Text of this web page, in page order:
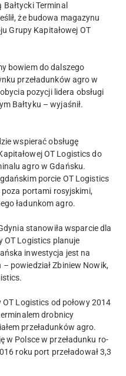
Terminal
że budowa magazynu
Grupy Kapitałowej OT
bowiem do dalszego
przeładunków agro w
pozycji lidera obsługi
Bałtyku – wyjaśnił.
wspierać obsługę
OT Logistics do
agro w Gdańsku.
porcie OT Logistics
portami rosyjskimi,
ładunkom agro.
stanowiła wsparcie dla
OT Logistics planuje
inwestycja jest na
powiedział Zbiniew Nowik,
Logistics od połowy 2014
drobnicy
przeładunków agro.
w Polsce w przeładunku ro-
roku port przeładował 3,3